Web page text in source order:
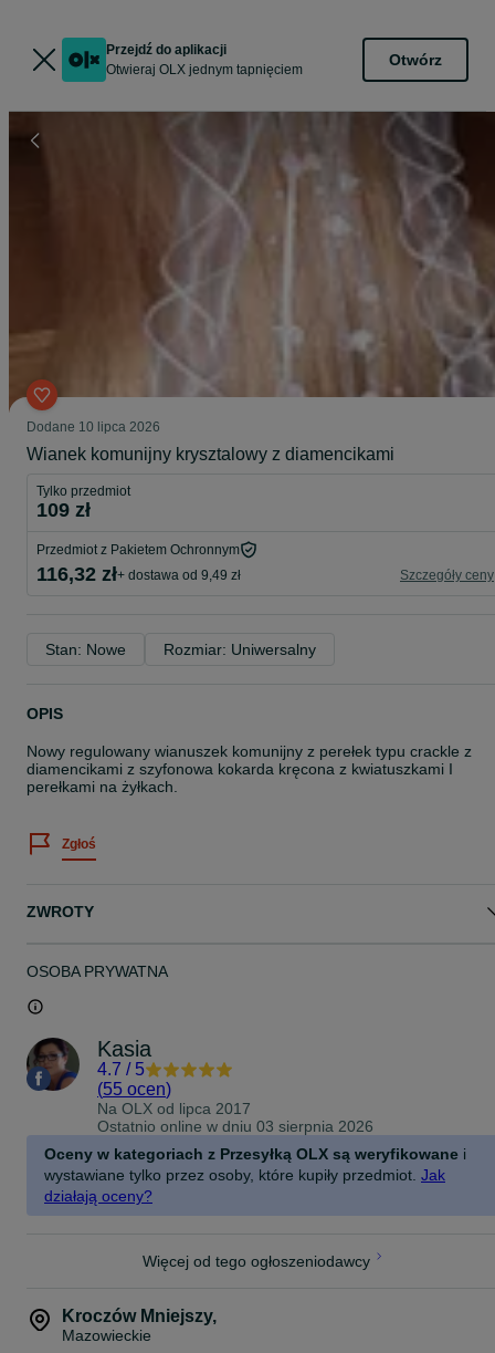
Przejdź do aplikacji
Otwieraj OLX jednym tapnięciem
Otwórz
Dodane 10 lipca 2026
Wianek komunijny krysztalowy z diamencikami
Tylko przedmiot
109 zł
Przedmiot z Pakietem Ochronnym
116,32 zł+ dostawa od 9,49 zł Szczegóły ceny
Stan: Nowe Rozmiar: Uniwersalny
OPIS
Nowy regulowany wianuszek komunijny z perełek typu crackle z
diamencikami z szyfonowa kokarda kręcona z kwiatuszkami I
perełkami na żyłkach.
Zgłoś
ZWROTY
OSOBA PRYWATNA
Kasia
4.7 / 5
(55 ocen)
Na OLX od lipca 2017
Ostatnio online w dniu 03 sierpnia 2026
Oceny w kategoriach z Przesyłką OLX są weryfikowane i
wystawiane tylko przez osoby, które kupiły przedmiot. Jak
działają oceny?
Więcej od tego ogłoszeniodawcy
Kroczów Mniejszy,
Mazowieckie